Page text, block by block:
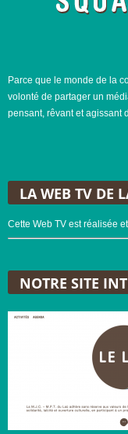
Parce que le monde de la
volonté de partager un
pensant, rêvant et agissant
LA WEB TV DE
Cette Web TV est réalisée
NOTRE SITE